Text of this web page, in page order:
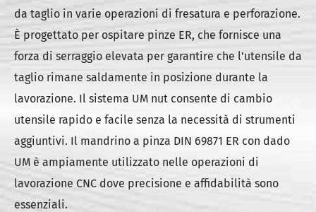
da taglio in varie operazioni di fresatura e perforazione.
È progettato per ospitare pinze ER, che fornisce una
forza di serraggio elevata per garantire che l'utensile da
taglio rimane saldamente in posizione durante la
lavorazione. Il sistema UM nut consente di cambio
utensile rapido e facile senza la necessità di strumenti
aggiuntivi. Il mandrino a pinza DIN 69871 ER con dado
UM è ampiamente utilizzato nelle operazioni di
lavorazione CNC dove precisione e affidabilità sono
essenziali.